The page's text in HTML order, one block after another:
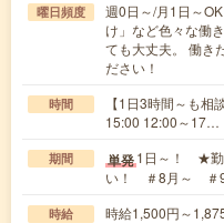
曜日頻度
週0日～/月1日～
け」など色々な働
ても大丈夫。 働き
ださい！
時間
【1日3時間～も
15:00 12:00～17…
期間 単発1日～！ ★勤
い！ ＃8月～ ＃
時給 時給1,500円～